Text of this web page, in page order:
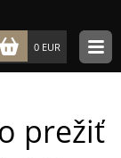
0 EUR
prežiť